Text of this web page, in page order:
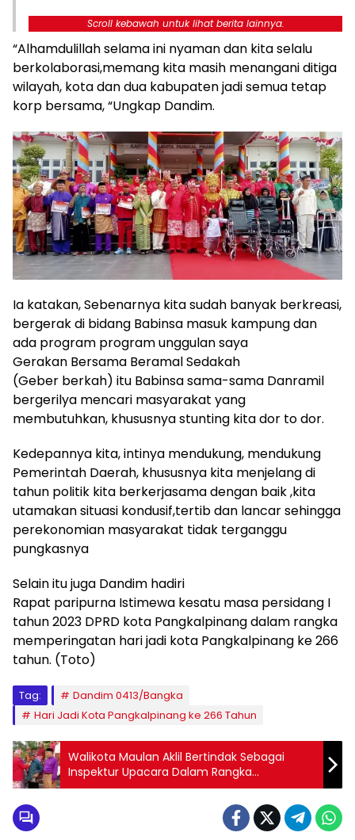
Scroll kebawah untuk lihat berita lainnya.
“Alhamdulillah selama ini nyaman dan kita selalu
berkolaborasi,memang kita masih menangani ditiga
wilayah, kota dan dua kabupaten jadi semua tetap
korp bersama, “Ungkap Dandim.
Ia katakan, Sebenarnya kita sudah banyak berkreasi,
bergerak di bidang Babinsa masuk kampung dan
ada program program unggulan saya
Gerakan Bersama Beramal Sedakah
(Geber berkah) itu Babinsa sama-sama Danramil
bergerilya mencari masyarakat yang
membutuhkan, khususnya stunting kita dor to dor.
Kedepannya kita, intinya mendukung, mendukung
Pemerintah Daerah, khususnya kita menjelang di
tahun politik kita berkerjasama dengan baik ,kita
utamakan situasi kondusif,tertib dan lancar sehingga
perekonomian masyarakat tidak terganggu
pungkasnya
Selain itu juga Dandim hadiri
Rapat paripurna Istimewa kesatu masa persidang I
tahun 2023 DPRD kota Pangkalpinang dalam rangka
memperingatan hari jadi kota Pangkalpinang ke 266
tahun. (Toto)
Tag:
Dandim 0413/Bangka
Hari Jadi Kota Pangkalpinang ke 266 Tahun
Walikota Maulan Aklil Bertindak Sebagai
Inspektur Upacara Dalam Rangka
Memperingati Hari Jadi Pangkalpinang ke